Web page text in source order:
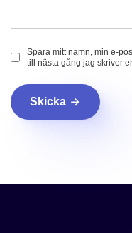
Spara mitt namn, min e-
till nästa gång jag skriver
Skicka